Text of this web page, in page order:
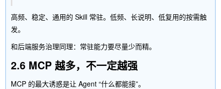
高频、稳定、通用的 Skill 常驻。低频、长说明、低复用的按需触
发。
和后端服务治理同理：常驻能力要尽量少而精。
2.6 MCP 越多，不一定越强
MCP 的最大诱惑是让 Agent “什么都能接”。